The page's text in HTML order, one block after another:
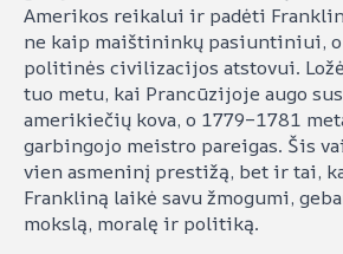
Amerikos reikalui ir padėti
ne kaip maištininkų pasiuntiniui,
politinės civilizacijos atstovui.
tuo metu, kai Prancūzijoje augo
amerikiečių kova, o 1779–1781
garbingojo meistro pareigas. Šis
vien asmeninį prestižą, bet ir tai,
Frankliną laikė savu žmogumi,
mokslą, moralę ir politiką.